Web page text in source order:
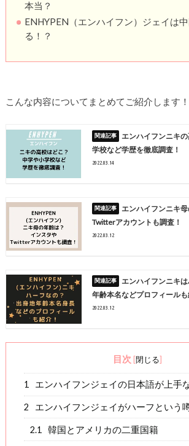
本当？
ENHYPEN（エンハイフン）ジェイは
る！？
こんな内容についてまとめてご紹介します！
エンハイフンニキ
学校など学歴を徹底調査！
2022.03.14
エンハイフンニキ
Twitterアカウントも調査！
2022.03.12
エンハイフンニキ
年齢本名などプロフィールも
2022.03.12
目次 [閉じる]
1 エンハイフンジェイの日本語が上手
2 エンハイフンジェイがハーフという
2.1 韓国とアメリカの二重国籍